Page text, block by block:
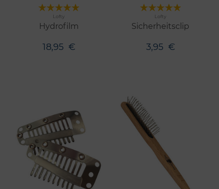
Merken
Lofty
Hydrofilm
18,95 €
Merken
Lofty
Sicherheitsclip
3,95 €